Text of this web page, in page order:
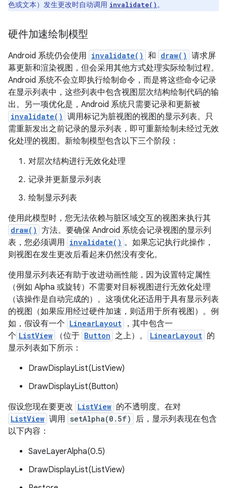
色或文本）发生更改时自动调用 invalidate()。
硬件加速绘制模型
Android 系统仍会使用 invalidate() 和 draw() 请求屏
幕更新和渲染视图，但会采用其他方式处理实际绘制过程。
Android 系统不会立即执行绘制命令，而是将这些命令记录
在显示列表中，这些列表中包含视图层次结构绘制代码的输
出。另一项优化是，Android 系统只需要记录和更新被
invalidate() 调用标记为脏视图的视图的显示列表。只
需重新发出之前记录的显示列表，即可重新绘制未经过无效
化处理的视图。新绘制模型包含以下三个阶段：
对层次结构进行无效化处理
记录并更新显示列表
绘制显示列表
使用此模型时，您无法依赖与脏区域交互的视图来执行其
draw() 方法。要确保 Android 系统会记录视图的显示列
表，您必须调用 invalidate() 。如果忘记执行此操作，
则视图在发生更改后看起来仍然没有变化。
使用显示列表还有助于改进动画性能，因为设置特定属性
（例如 Alpha 或旋转）不需要对目标视图进行无效化处理
（该操作是自动完成的）。这项优化还适用于具有显示列表
的视图（如果应用经过硬件加速，则适用于所有视图）。例
如，假设有一个 LinearLayout
，其中包含一
个 ListView （位于 Button 之上）。 LinearLayout 的
显示列表如下所示：
DrawDisplayList(ListView)
DrawDisplayList(Button)
假设您现在要更改 ListView 的不透明度。在对
ListView 调用 setAlpha(0.5f)
后，显示列表现在包含
以下内容：
SaveLayerAlpha(0.5)
DrawDisplayList(ListView)